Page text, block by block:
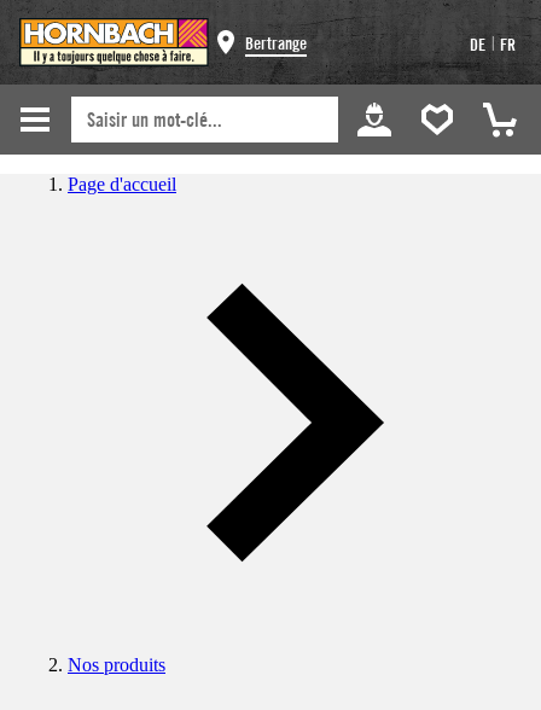
Bertrange DE | FR
Page d'accueil
Nos produits